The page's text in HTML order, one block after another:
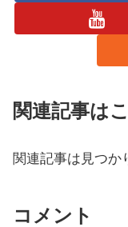
関連記事は
関連記事は見つか
コメント